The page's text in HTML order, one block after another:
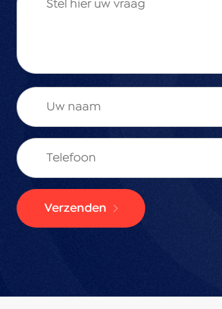
De zonnige achtertuin is zorgvuldig
grote houten schuur is
garage worden gebruikt.
Eerste verdieping
De overloop biedt toegang tot een
badkamer, een studeer-/
Verzenden